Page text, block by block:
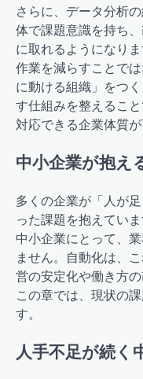
さらに、データ分析
体で課題意識を持ち
に取れるようになり
作業を減らすことで
に動ける組織」をつ
す仕組みを整えるこ
対応できる企業体質が
中小企業が抱え
多くの企業が「人が
った課題を抱えてい
中小企業にとって、
ません。自動化は、
営の安定化や働き方
この章では、現状の
す。
人手不足が続く